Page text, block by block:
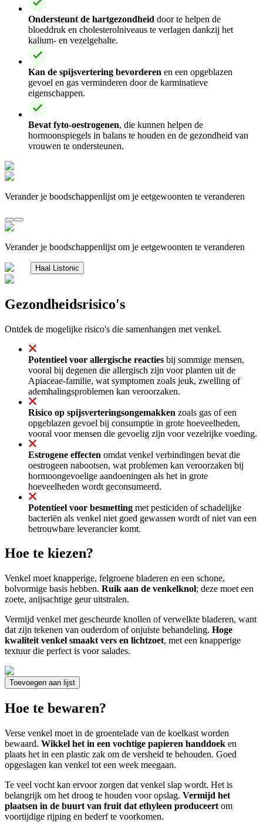
Ondersteunt de hartgezondheid door te helpen de
bloeddruk en cholesterolniveaus te verlagen dankzij het
kalium- en vezelgehalte.
Kan de spijsvertering bevorderen en een opgeblazen
gevoel en gas verminderen door de karminatieve
eigenschappen.
Bevat fyto-oestrogenen, die kunnen helpen de
hormoonspiegels in balans te houden en de gezondheid van
vrouwen te ondersteunen.
Verander je boodschappenlijst om je eetgewoonten te veranderen
Verander je boodschappenlijst om je eetgewoonten te veranderen
Haal Listonic
Gezondheidsrisico's
Ontdek de mogelijke risico's die samenhangen met venkel.
Potentieel voor allergische reacties bij sommige mensen,
vooral bij degenen die allergisch zijn voor planten uit de
Apiaceae-familie, wat symptomen zoals jeuk, zwelling of
ademhalingsproblemen kan veroorzaken.
Risico op spijsverteringsongemakken zoals gas of een
opgeblazen gevoel bij consumptie in grote hoeveelheden,
vooral voor mensen die gevoelig zijn voor vezelrijke voeding.
Estrogene effecten omdat venkel verbindingen bevat die
oestrogeen nabootsen, wat problemen kan veroorzaken bij
hormoongevoelige aandoeningen als het in grote
hoeveelheden wordt geconsumeerd.
Potentieel voor besmetting met pesticiden of schadelijke
bacteriën als venkel niet goed gewassen wordt of niet van een
betrouwbare leverancier komt.
Hoe te kiezen?
Venkel moet knapperige, felgroene bladeren en een schone,
bolvormige basis hebben. Ruik aan de venkelknol; deze moet een
zoete, anijsachtige geur uitstralen.
Vermijd venkel met gescheurde knollen of verwelkte bladeren, want
dat zijn tekenen van ouderdom of onjuiste behandeling. Hoge
kwaliteit venkel smaakt vers en lichtzoet, met een knapperige
textuur die perfect is voor salades.
Toevoegen aan lijst
Hoe te bewaren?
Verse venkel moet in de groentelade van de koelkast worden
bewaard. Wikkel het in een vochtige papieren handdoek en
plaats het in een plastic zak om de versheid te behouden. Goed
opgeslagen kan venkel tot een week meegaan.
Te veel vocht kan ervoor zorgen dat venkel slap wordt. Het is
belangrijk om het droog te houden voor opslag. Vermijd het
plaatsen in de buurt van fruit dat ethyleen produceert om
voortijdige rijping en bederf te voorkomen.